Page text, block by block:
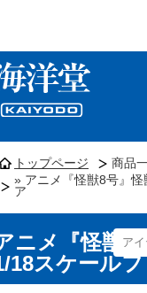
トップページ
商品
» アニメ『怪獣8号』
ア
ニメ『怪獣8
18スケール